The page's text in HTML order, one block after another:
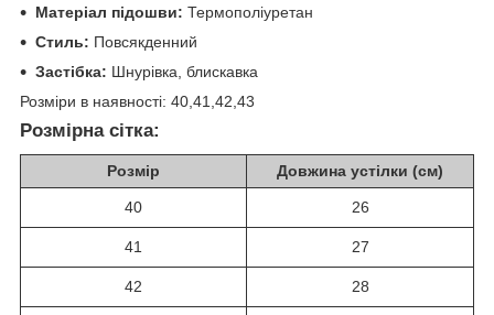
Матеріал підошви: Термополіуретан
Стиль: Повсякденний
Застібка: Шнурівка, блискавка
Розміри в наявності: 40,41,42,43
Розмірна сітка:
Розмір Довжина устілки (см)
40 26
41 27
42 28